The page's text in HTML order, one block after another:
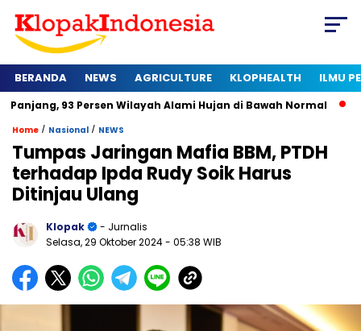
BERANDA NEWS AGRICULTURE KLOPHEALTH ILMU
Wilayah Alami Hujan di Bawah Normal Kapan
Home / Nasional / NEWS
Tumpas Jaringan Mafia BBM, PTDH
terhadap Ipda Rudy Soik Harus
Ditinjau Ulang
Klopak
- Jurnalis
Selasa, 29 Oktober 2024- 05:38 WIB